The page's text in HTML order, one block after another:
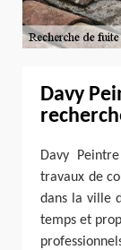
Davy
Davy
travaux de
dans la ville
temps et